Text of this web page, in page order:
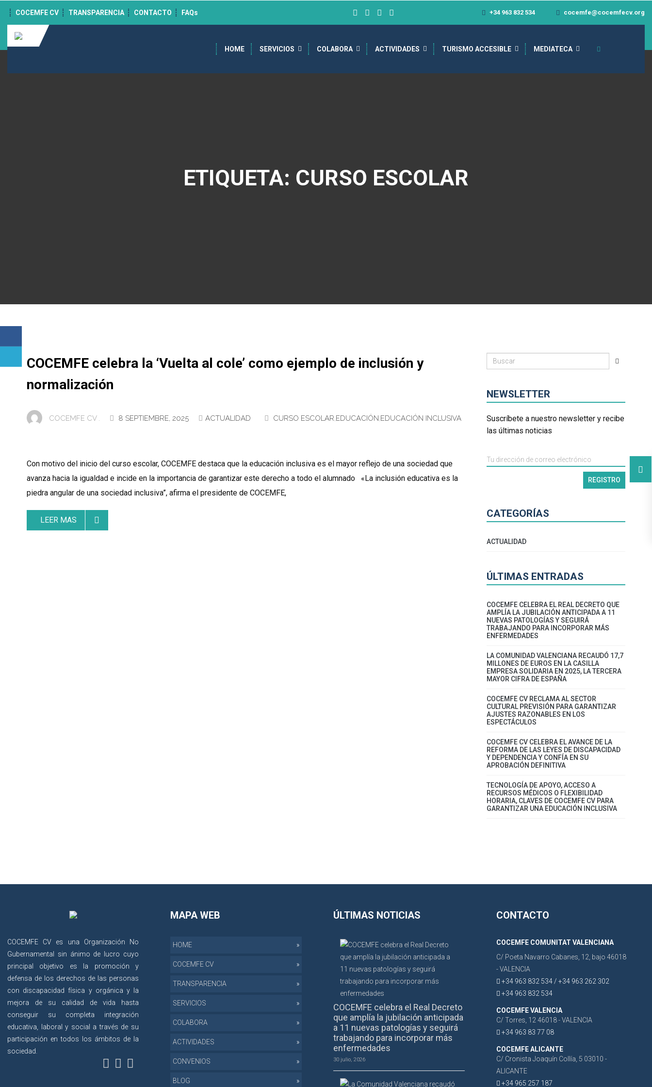
COCEMFE CV
TRANSPARENCIA CONTACTO FAQs +34 963 832 534 cocemfe@cocemfecv.org
HOME SERVICIOS COLABORA ACTIVIDADES TURISMO ACCESIBLE MEDIATECA
ETIQUETA: CURSO ESCOLAR
COCEMFE celebra la ‘Vuelta al cole’ como ejemplo de inclusión y
normalización
COCEMFE CV . 8 SEPTIEMBRE, 2025 ACTUALIDAD CURSO ESCOLAR,EDUCACIÓN,EDUCACIÓN INCLUSIVA
Con motivo del inicio del curso escolar, COCEMFE destaca que la educación inclusiva es el mayor reflejo de una sociedad que
avanza hacia la igualdad e incide en la importancia de garantizar este derecho a todo el alumnado «La inclusión educativa es la
piedra angular de una sociedad inclusiva”, afirma el presidente de COCEMFE,
LEER MAS
NEWSLETTER
Suscríbete a nuestro newsletter y recibe
las últimas noticias
CATEGORÍAS
ACTUALIDAD
ÚLTIMAS ENTRADAS
COCEMFE CELEBRA EL REAL DECRETO QUE
AMPLÍA LA JUBILACIÓN ANTICIPADA A 11
NUEVAS PATOLOGÍAS Y SEGUIRÁ
TRABAJANDO PARA INCORPORAR MÁS
ENFERMEDADES
LA COMUNIDAD VALENCIANA RECAUDÓ 17,7
MILLONES DE EUROS EN LA CASILLA
EMPRESA SOLIDARIA EN 2025, LA TERCERA
MAYOR CIFRA DE ESPAÑA
COCEMFE CV RECLAMA AL SECTOR
CULTURAL PREVISIÓN PARA GARANTIZAR
AJUSTES RAZONABLES EN LOS
ESPECTÁCULOS
COCEMFE CV CELEBRA EL AVANCE DE LA
REFORMA DE LAS LEYES DE DISCAPACIDAD
Y DEPENDENCIA Y CONFÍA EN SU
APROBACIÓN DEFINITIVA
TECNOLOGÍA DE APOYO, ACCESO A
RECURSOS MÉDICOS O FLEXIBILIDAD
HORARIA, CLAVES DE COCEMFE CV PARA
GARANTIZAR UNA EDUCACIÓN INCLUSIVA
COCEMFE CV es una Organización No
Gubernamental sin ánimo de lucro cuyo
principal objetivo es la promoción y
defensa de los derechos de las personas
con discapacidad física y orgánica y la
mejora de su calidad de vida hasta
conseguir su completa integración
educativa, laboral y social a través de su
participación en todos los ámbitos de la
sociedad.
MAPA WEB
HOME
COCEMFE CV
TRANSPARENCIA
SERVICIOS
COLABORA
ACTIVIDADES
CONVENIOS
BLOG
ÚLTIMAS NOTICIAS
COCEMFE celebra el Real Decreto
que amplía la jubilación anticipada
a 11 nuevas patologías y seguirá
trabajando para incorporar más
enfermedades
30 julio, 2026
CONTACTO
COCEMFE COMUNITAT VALENCIANA
C/ Poeta Navarro Cabanes, 12, bajo 46018
- VALENCIA
+34 963 832 534 / +34 963 262 302
+34 963 832 534
COCEMFE VALENCIA
C/ Torres, 12 46018 - VALENCIA
+34 963 83 77 08
COCEMFE ALICANTE
C/ Cronista Joaquín Collía, 5 03010 -
ALICANTE
+34 965 257 187